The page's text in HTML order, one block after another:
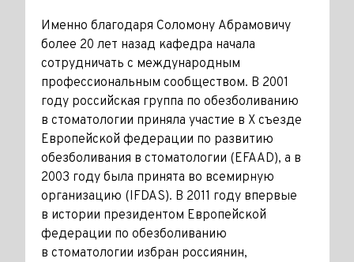
Именно благодаря Соломону Абрамовичу
более 20 лет назад кафедра начала
сотрудничать с международным
профессиональным сообществом. В 2001
году российская группа по обезболиванию
в стоматологии приняла участие в Х съезде
Европейской федерации по развитию
обезболивания в стоматологии (EFAAD), а в
2003 году была принята во всемирную
организацию (IFDAS). В 2011 году впервые
в истории президентом Европейской
федерации по обезболиванию
в стоматологии избран россиянин,